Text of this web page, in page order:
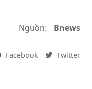
Nguồn: Bnews
Facebook Twitter